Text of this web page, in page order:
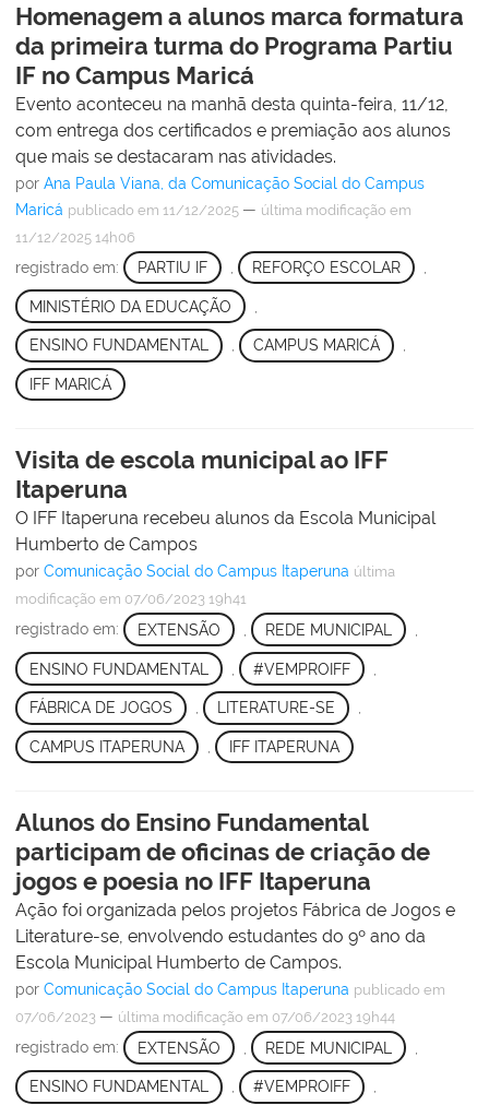
Homenagem a alunos marca formatura
da primeira turma do Programa Partiu
IF no Campus Maricá
Evento aconteceu na manhã desta quinta-feira, 11/12,
com entrega dos certificados e premiação aos alunos
que mais se destacaram nas atividades.
por Ana Paula Viana, da Comunicação Social do Campus
Maricá publicado em 11/12/2025 — última modificação em
11/12/2025 14h06
registrado em: PARTIU IF REFORÇO ESCOLAR
MINISTÉRIO DA EDUCAÇÃO
ENSINO FUNDAMENTAL , CAMPUS MARICÁ ,
IFF MARICÁ
Visita de escola municipal ao IFF
Itaperuna
O IFF Itaperuna recebeu alunos da Escola Municipal
Humberto de Campos
por Comunicação Social do Campus Itaperuna última
modificação em 07/06/2023 19h41
registrado em: EXTENSÃO REDE MUNICIPAL
ENSINO FUNDAMENTAL #VEMPROIFF
FÁBRICA DE JOGOS , LITERATURE-SE ,
CAMPUS ITAPERUNA IFF ITAPERUNA
Alunos do Ensino Fundamental
participam de oficinas de criação de
jogos e poesia no IFF Itaperuna
Ação foi organizada pelos projetos Fábrica de Jogos e
Literature-se, envolvendo estudantes do 9º ano da
Escola Municipal Humberto de Campos.
por Comunicação Social do Campus Itaperuna publicado em
07/06/2023 — última modificação em 07/06/2023 19h44
registrado em: EXTENSÃO REDE MUNICIPAL
ENSINO FUNDAMENTAL , #VEMPROIFF ,